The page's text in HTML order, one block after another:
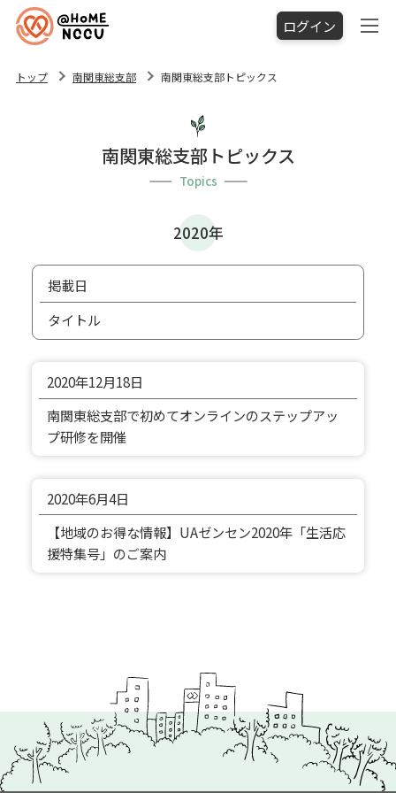
ログイン
トップ 南関東総支部 南関東総支部トピックス
南関東総支部トピックス
Topics
2020年
掲載日
タイトル
2020年12月18日
南関東総支部で初めてオンラインのステップアッ
プ研修を開催
2020年6月4日
【地域のお得な情報】UAゼンセン2020年「生活応
援特集号」のご案内